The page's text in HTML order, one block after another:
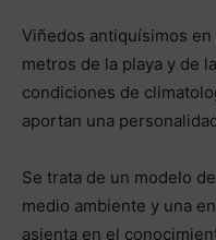
Viñedos antiquísimos
metros de la playa y de
condiciones de
aportan una
Se trata de un modelo
medio ambiente y una
asienta en el